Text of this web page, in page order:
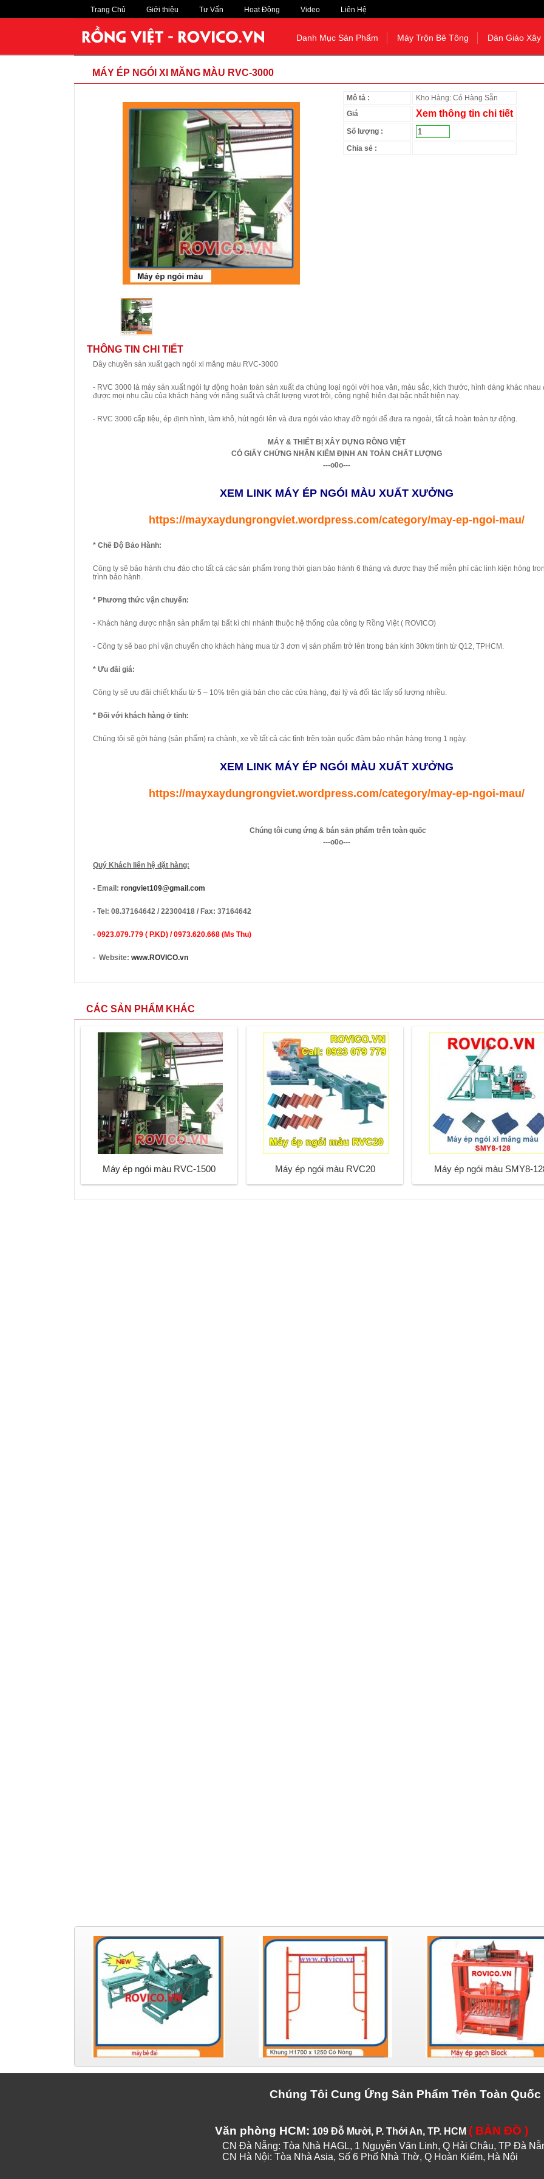
Trang Chủ Giới thiệu Tư Vấn Hoạt Động Video Liên Hệ
Danh Mục Sản Phẩm Máy Trộn Bê Tông Dàn Giáo Xây
MÁY ÉP NGÓI XI MĂNG MÀU RVC-3000
Mô tả :
Kho Hàng: Có Hàng Sẵn
Giá
Xem thông tin chi tiết
Số lượng :
Chia sẻ :
THÔNG TIN CHI TIẾT
Dây chuyền sản xuất gạch ngói xi măng màu RVC-3000
- RVC 3000 là máy sản xuất ngói tự động hoàn toàn sản xuất đa chủng loại ngói với hoa văn, màu sắc, kích thước, hình dáng khác nhau
được mọi nhu cầu của khách hàng với năng suất và chất lượng vươt trội, công nghệ hiên đại bậc nhất hiện nay.
- RVC 3000 cấp liệu, ép định hình, làm khô, hút ngói lên và đưa ngói vào khay đỡ ngói để đưa ra ngoài, tất cả hoàn toàn tự động.
MÁY & THIẾT BỊ XÂY DỰNG RỒNG VIỆT
CÓ GIẤY CHỨNG NHẬN KIỂM ĐỊNH AN TOÀN CHẤT LƯỢNG
---o0o---
XEM LINK MÁY ÉP NGÓI MÀU XUẤT XƯỞNG
https://mayxaydungrongviet.wordpress.com/category/may-ep-ngoi-mau/
* Chế Độ Bảo Hành:
Công ty sẽ bảo hành chu đáo cho tất cả các sản phẩm trong thời gian bảo hành 6 tháng và được thay thế miễn phí các linh kiện hỏng
trình bảo hành.
* Phương thức vận chuyển:
- Khách hàng được nhận sản phẩm tại bất kì chi nhánh thuộc hệ thống của công ty Rồng Việt ( ROVICO)
- Công ty sẽ bao phí vận chuyển cho khách hàng mua từ 3 đơn vị sản phẩm trở lên trong bán kính 30km tính từ Q12, TPHCM.
* Ưu đãi giá:
Công ty sẽ ưu đãi chiết khấu từ 5 – 10% trên giá bán cho các cửa hàng, đại lý và đối tác lấy số lượng nhiều.
* Đối với khách hàng ở tỉnh:
Chúng tôi sẽ gởi hàng (sản phẩm) ra chành, xe về tất cả các tỉnh trên toàn quốc đảm bảo nhận hàng trong 1 ngày.
XEM LINK MÁY ÉP NGÓI MÀU XUẤT XƯỞNG
https://mayxaydungrongviet.wordpress.com/category/may-ep-ngoi-mau/
Chúng tôi cung ứng & bán sản phẩm trên toàn quốc
---o0o---
Quý Khách liên hệ đặt hàng:
- Email: rongviet109@gmail.com
- Tel: 08.37164642 / 22300418 / Fax: 37164642
- 0923.079.779 ( P.KD) / 0973.620.668 (Ms Thu)
- Website: www.ROVICO.vn
CÁC SẢN PHẨM KHÁC
Máy ép ngói màu RVC-1500 Máy ép ngói màu RVC20 Máy ép ngói màu SMY8-
Chúng Tôi Cung Ứng Sản Phẩm Trên Toàn Quốc
Văn phòng HCM: 109 Đỗ Mười, P. Thới An, TP. HCM ( BẢN ĐỒ )
CN Đà Nẵng: Tòa Nhà HAGL, 1 Nguyễn Văn Linh, Q Hải Châu, TP Đà
CN Hà Nội: Tòa Nhà Asia, Số 6 Phố Nhà Thờ, Q Hoàn Kiếm, Hà Nội